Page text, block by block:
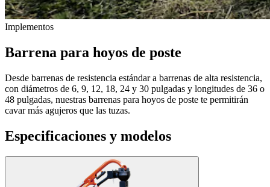
Implementos
Barrena para hoyos de poste
Desde barrenas de resistencia estándar a barrenas de alta resistencia,
con diámetros de 6, 9, 12, 18, 24 y 30 pulgadas y longitudes de 36 o
48 pulgadas, nuestras barrenas para hoyos de poste te permitirán
cavar más agujeros que las tuzas.
Especificaciones y modelos